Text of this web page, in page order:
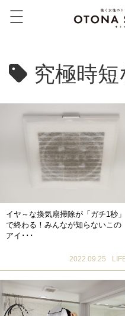
究極時短
イヤ～な換気扇掃除が「ガチ1秒」
で終わる！みんなが知らないこの
アイ･･･
2022.09.25